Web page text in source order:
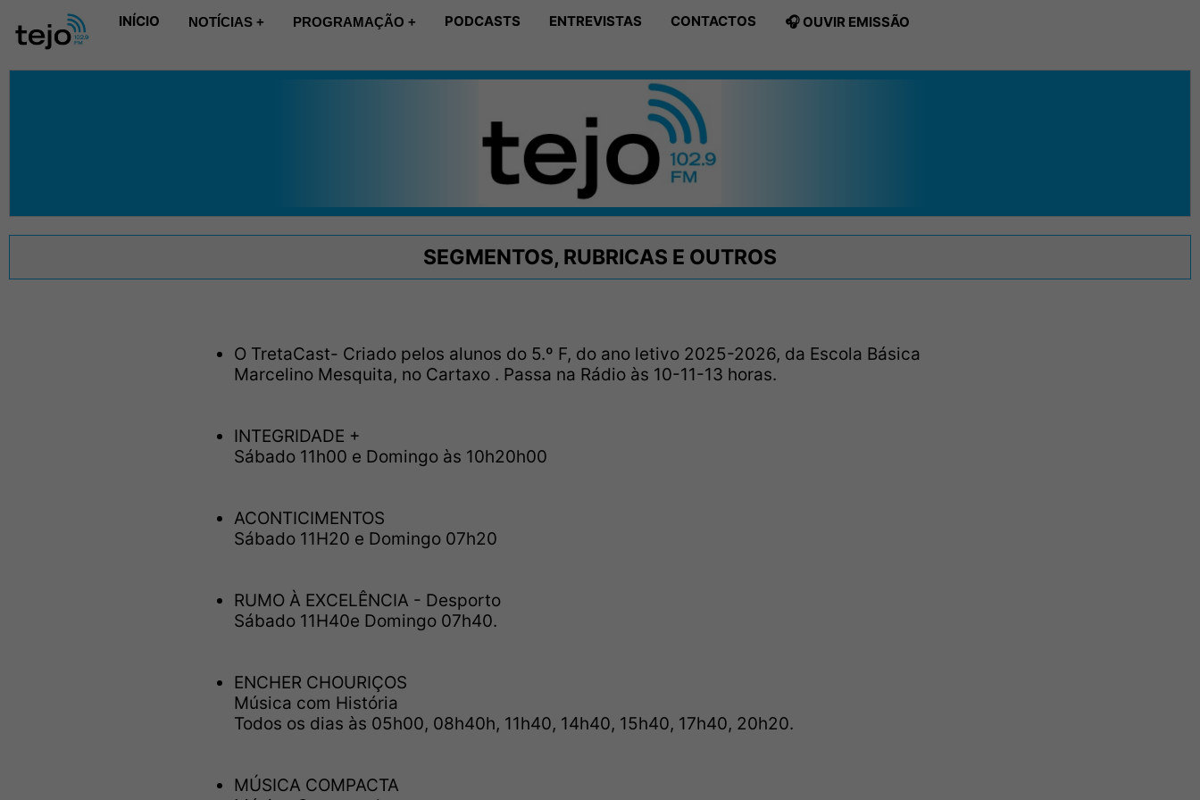
INÍCIO NOTÍCIAS + PROGRAMAÇÃO + PODCASTS ENTREVISTAS CONTACTOS 🎧 OUVIR EMISSÃO
SEGMENTOS, RUBRICAS E OUTROS
O TretaCast- Criado pelos alunos do 5.º F, do ano letivo 2025-2026, da Escola Básica
Marcelino Mesquita, no Cartaxo . Passa na Rádio às 10-11-13 horas.
INTEGRIDADE +
Sábado 11h00 e Domingo às 10h20h00
ACONTICIMENTOS
Sábado 11H20 e Domingo 07h20
RUMO À EXCELÊNCIA - Desporto
Sábado 11H40e Domingo 07h40.
ENCHER CHOURIÇOS
Música com História
Todos os dias às 05h00, 08h40h, 11h40, 14h40, 15h40, 17h40, 20h20.
MÚSICA COMPACTA